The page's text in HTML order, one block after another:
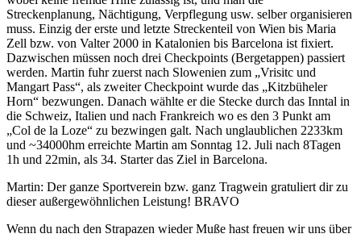
Streckenplanung, Nächtigung, Verpflegung usw. selber organisieren
muss. Einzig der erste und letzte Streckenteil von Wien bis Maria
Zell bzw. von Valter 2000 in Katalonien bis Barcelona ist fixiert.
Dazwischen müssen noch drei Checkpoints (Bergetappen) passiert
werden. Martin fuhr zuerst nach Slowenien zum „Vrisitc und
Mangart Pass“, als zweiter Checkpoint wurde das „Kitzbüheler
Horn“ bezwungen. Danach wählte er die Stecke durch das Inntal in
die Schweiz, Italien und nach Frankreich wo es den 3 Punkt am
„Col de la Loze“ zu bezwingen galt. Nach unglaublichen 2233km
und ~34000hm erreichte Martin am Sonntag 12. Juli nach 8Tagen
1h und 22min, als 34. Starter das Ziel in Barcelona.
Martin: Der ganze Sportverein bzw. ganz Tragwein gratuliert dir zu
dieser außergewöhnlichen Leistung! BRAVO
Wenn du nach den Strapazen wieder Muße hast freuen wir uns über